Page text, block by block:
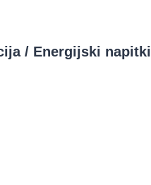
/ Energijski napitki